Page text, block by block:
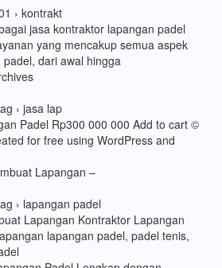
› kontrakt
jasa kontraktor lapangan padel
yang mencakup semua aspek
dari awal hingga
› jasa lap
Padel Rp300 000 000 Add to cart ©
for free using WordPress and
Lapangan –
› lapangan padel
Lapangan Kontraktor Lapangan
lapangan padel, padel tenis,